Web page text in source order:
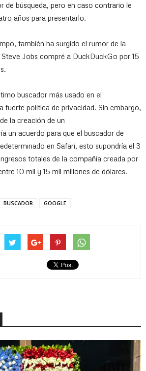
de búsqueda, pero en caso contrario le
años para presentarlo.
también ha surgido el rumor de la
Steve Jobs compré a DuckDuckGo por 15
buscador más usado en el
fuerte política de privacidad. Sin embargo,
la creación de un
un acuerdo para que el buscador de
en Safari, esto supondría el 3
totales de la compañía creada por
10 mil y 15 mil millones de dólares.
BUSCADOR GOOGLE